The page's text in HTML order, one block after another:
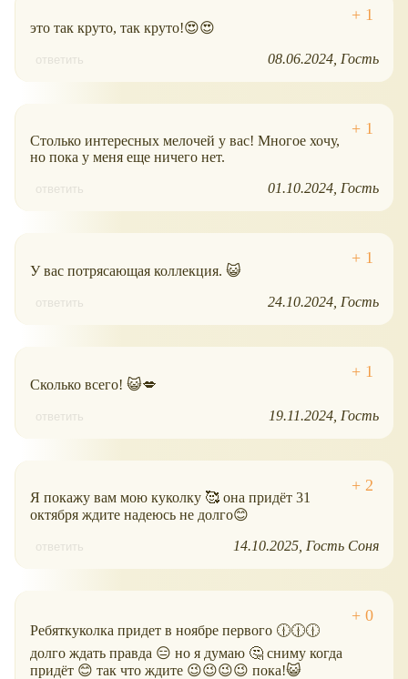
это так круто, так круто!😍😍
ответить 08.06.2024 Гость
Столько интересных мелочей у вас! Многое хочу,
но пока у меня еще ничего нет.
ответить 01.10.2024 Гость
У вас потрясающая коллекция. 😺
ответить 24.10.2024 Гость
Сколько всего! 😺💋
ответить 19.11.2024 Гость
Я покажу вам мою куколку 🥰 она придёт 31
октября ждите надеюсь не долго😊
ответить 14.10.2025 Гость Соня
Ребяткуколка придет в ноябре первого 🕧🕧🕧
долго ждать правда 😑 но я думаю 🤔 сниму когда
придёт 😊 так что ждите 😉😉😉😉 пока!😺